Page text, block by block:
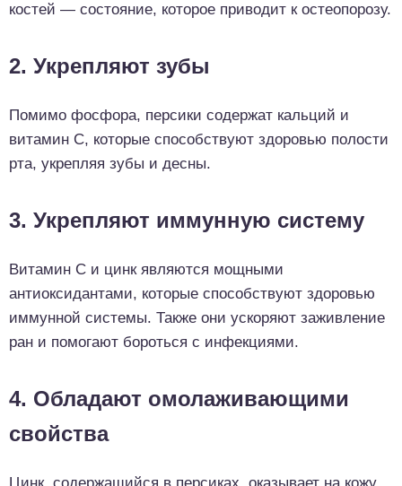
костей — состояние, которое приводит к остеопорозу.
2. Укрепляют зубы
Помимо фосфора, персики содержат кальций и
витамин С, которые способствуют здоровью полости
рта, укрепляя зубы и десны.
3. Укрепляют иммунную систему
Витамин С и цинк являются мощными
антиоксидантами, которые способствуют здоровью
иммунной системы. Также они ускоряют заживление
ран и помогают бороться с инфекциями.
4. Обладают омолаживающими
свойства